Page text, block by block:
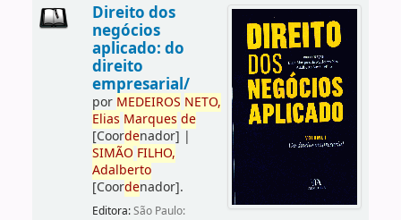
Direito dos
negócios
aplicado: do
direito
empresarial/
por MEDEIROS NETO,
Elias Marques de
[Coordenador] |
SIMÃO FILHO,
Adalberto
[Coordenador].
Editora:São Paulo: